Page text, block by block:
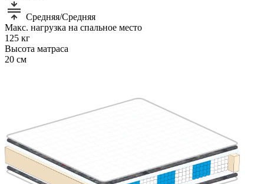
Средняя/Средняя
Макс. нагрузка на спальное место
125 кг
Высота матраса
20 см